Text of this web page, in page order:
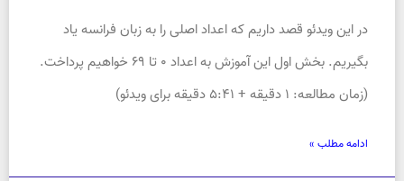
در این ویدئو قصد داریم که اعداد اصلی را به زبان فرانسه یاد
بگیریم. بخش اول این آموزش به اعداد ۰ تا ۶۹ خواهیم پرداخت.
(زمان مطالعه: ۱ دقیقه + ۵:۴۱ دقیقه برای ویدئو)
ادامه مطلب »